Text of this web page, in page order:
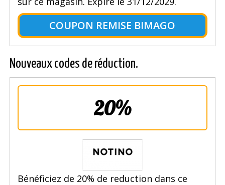
COUPON REMISE BIMAGO
Nouveaux codes de réduction.
20%
Bénéficiez de 20% de reduction dans ce